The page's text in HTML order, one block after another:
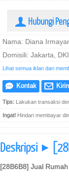
U Hubungi
Nama: Diana
Domisili: Jakarta,
Lihat semua iklan dari
e Kontak @
Tips: Lakukan transaksi
Ingat! Hindari membayar
Deskripsi ]
[28B6B8] Jual